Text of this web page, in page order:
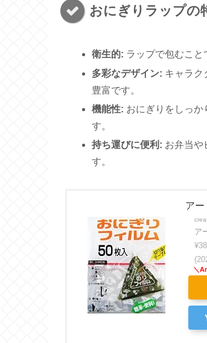
おにぎりラップの
衛生的: ラップで包むこと
多彩なデザイン: キャラク
豊富です。
機能性: おにぎりをしっか
す。
持ち運びに便利: お弁当や
す。
アー
ア